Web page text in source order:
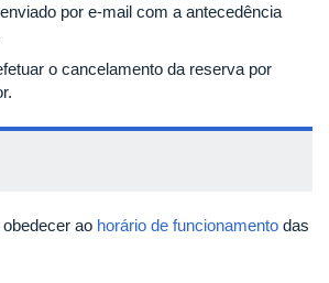
por e-mail com a antecedência
o cancelamento da reserva por
ao horário de funcionamento das